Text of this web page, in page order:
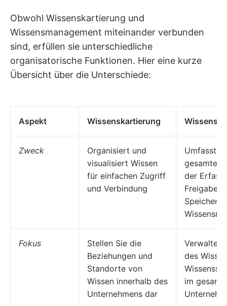
Obwohl Wissenskartierung und
Wissensmanagement miteinander verbunden
sind, erfüllen sie unterschiedliche
organisatorische Funktionen. Hier eine kurze
Übersicht über die Unterschiede:
Aspekt Wissenskartierung
Zweck
Organisiert und
visualisiert Wissen
für einfachen Zugriff
und Verbindung
Umfasst
gesamten
der
Freigabe
Fokus
Stellen Sie die
Beziehungen und
Standorte von
Wissen innerhalb des
Unternehmens dar
Verwaltet
des
im